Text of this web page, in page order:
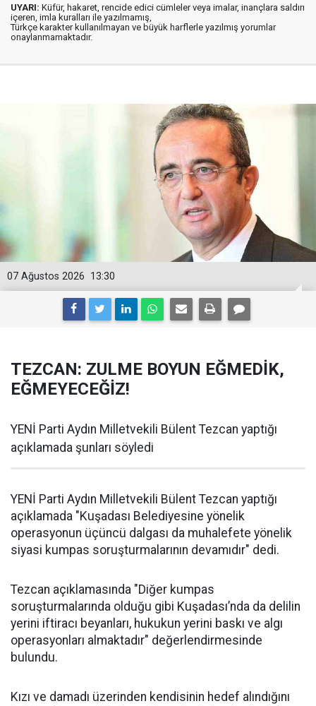
UYARI: Küfür, hakaret, rencide edici cümleler veya imalar, inançlara saldırı
içeren, imla kuralları ile yazılmamış,
Türkçe karakter kullanılmayan ve büyük harflerle yazılmış yorumlar
onaylanmamaktadır.
13:30
07 Ağustos 2026
TEZCAN: ZULME BOYUN EĞMEDİK,
EĞMEYECEĞİZ!
YENİ Parti Aydın Milletvekili Bülent Tezcan yaptığı
açıklamada şunları söyledi
YENİ Parti Aydın Milletvekili Bülent Tezcan yaptığı
açıklamada "Kuşadası Belediyesine yönelik
operasyonun üçüncü dalgası da muhalefete yönelik
siyasi kumpas soruşturmalarının devamıdır" dedi.
Tezcan açıklamasında "Diğer kumpas
soruşturmalarında olduğu gibi Kuşadası’nda da delilin
yerini iftiracı beyanları, hukukun yerini baskı ve algı
operasyonları almaktadır" değerlendirmesinde
bulundu.
Kızı ve damadı üzerinden kendisinin hedef alındığını